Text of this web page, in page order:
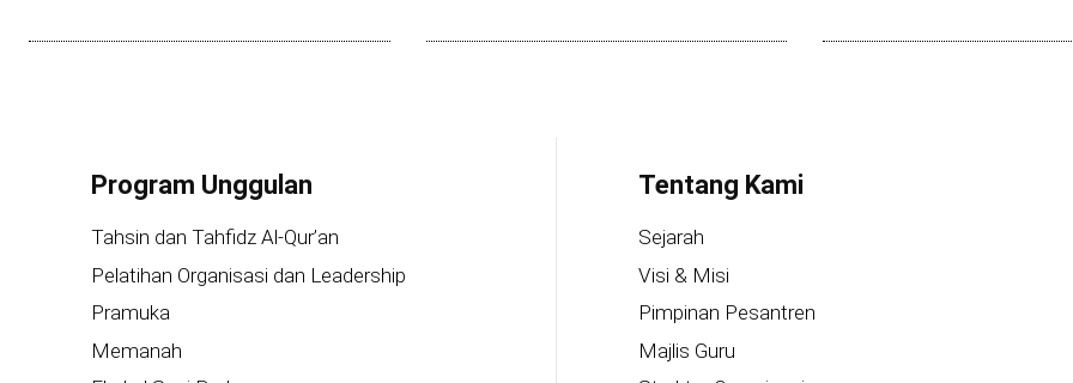
Program Unggulan
Tahsin dan Tahfidz Al-Qur’an
Pelatihan Organisasi dan Leadership
Pramuka
Memanah
Tentang Kami
Sejarah
Visi & Misi
Pimpinan Pesantren
Majlis Guru